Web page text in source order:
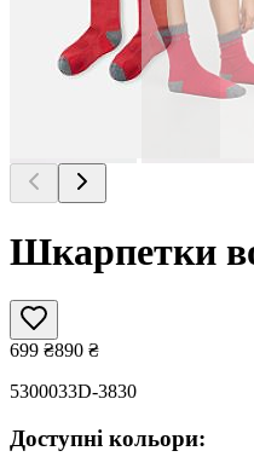
Шкарпетки
699 ₴890 ₴
5300033D-3830
Доступні кольори: